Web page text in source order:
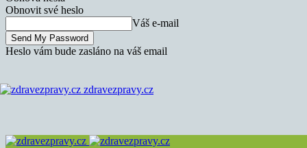
Obnovit své heslo
Váš e-mail
Heslo vám bude zasláno na váš email
zdravezpravy.cz